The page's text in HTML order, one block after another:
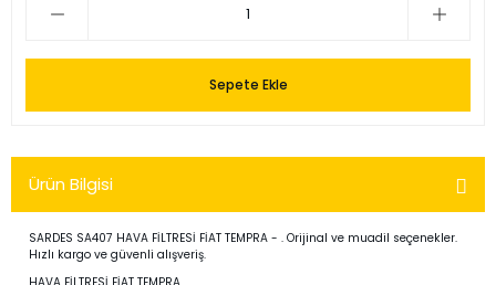
Sepete Ekle
Ürün Bilgisi
SARDES SA407 HAVA FİLTRESİ FİAT TEMPRA - . Orijinal ve muadil seçenekler.
Hızlı kargo ve güvenli alışveriş.